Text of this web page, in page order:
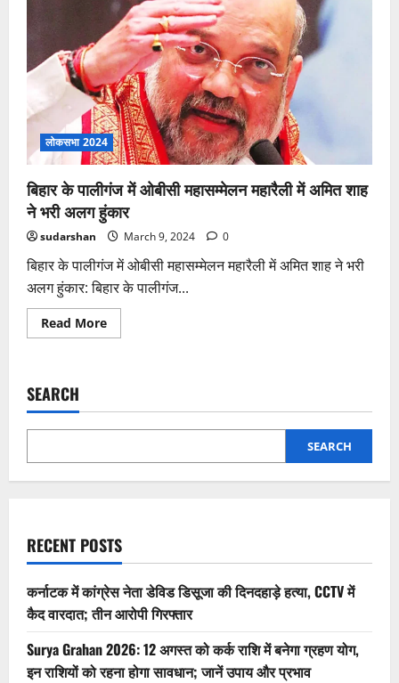
लोकसभा 2024
बिहार के पालीगंज में ओबीसी महासम्मेलन महारैली में अमित शाह
ने भरी अलग हुंकार
sudarshan March 9, 2024 0
बिहार के पालीगंज में ओबीसी महासम्मेलन महारैली में अमित शाह ने भरी
अलग हुंकार: बिहार के पालीगंज...
Read MoreRead
more
ओबीसी
महारैली
अमित
ने
SEARCH
SEARCH
RECENT POSTS
कर्नाटक में कांग्रेस नेता डेविड डिसूजा की दिनदहाड़े हत्या, CCTV में
कैद वारदात; तीन आरोपी गिरफ्तार
Surya Grahan 2026: 12 अगस्त को कर्क राशि में बनेगा ग्रहण योग,
इन राशियों को रहना होगा सावधान; जानें उपाय और प्रभाव